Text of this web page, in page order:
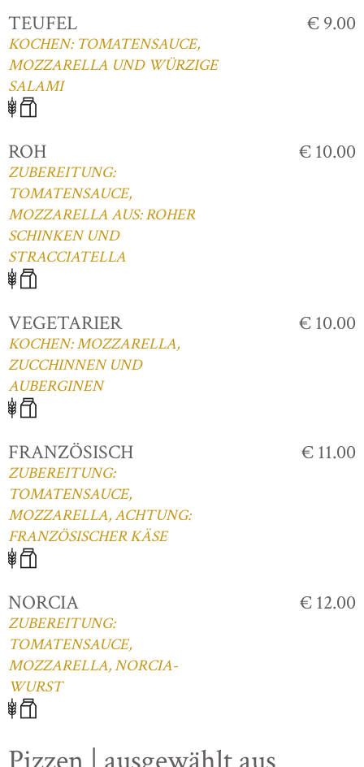
TEUFEL
KOCHEN: TOMATENSAUCE,
MOZZARELLA UND WÜRZIGE
SALAMI
€ 9.00
ROH
ZUBEREITUNG:
TOMATENSAUCE,
MOZZARELLA AUS: ROHER
SCHINKEN UND
STRACCIATELLA
€ 10.00
VEGETARIER
KOCHEN: MOZZARELLA,
ZUCCHINNEN UND
AUBERGINEN
€ 10.00
FRANZÖSISCH
ZUBEREITUNG:
TOMATENSAUCE,
MOZZARELLA, ACHTUNG:
FRANZÖSISCHER KÄSE
€ 11.00
NORCIA
ZUBEREITUNG:
TOMATENSAUCE,
MOZZARELLA, NORCIA-
WURST
€ 12.00